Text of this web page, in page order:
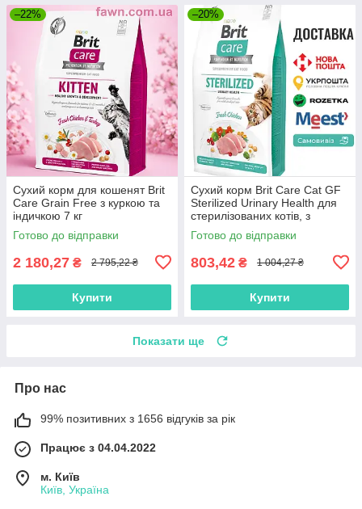
–22%
Сухий корм для кошенят Brit
Care Grain Free з куркою та
індичкою 7 кг
Готово до відправки
2 180,27 ₴ 2 795,22 ₴
Купити
–20%
Сухий корм Brit Care Cat GF
Sterilized Urinary Health для
стерилізованих котів, з
куркою, 2 кг
Готово до відправки
803,42 ₴ 1 004,27 ₴
Купити
Показати ще
Про нас
99% позитивних з 1656 відгуків за рік
Працює з 04.04.2022
м. Київ
Київ, Україна